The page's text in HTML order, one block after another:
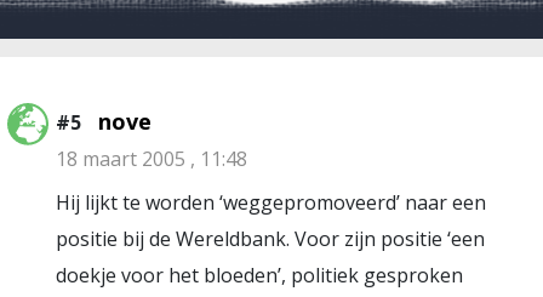
#5 nove
18 maart 2005 , 11:48
Hij lijkt te worden ‘weggepromoveerd’ naar een
positie bij de Wereldbank. Voor zijn positie ‘een
doekje voor het bloeden’, politiek gesproken